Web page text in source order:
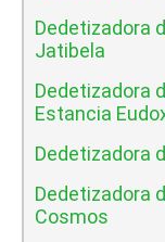
Dedetizadora
Jatibela
Dedetizadora
Estancia
Dedetizadora
Dedetizadora
Cosmos